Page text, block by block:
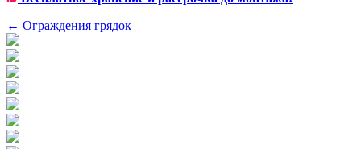
← Ограждения грядок